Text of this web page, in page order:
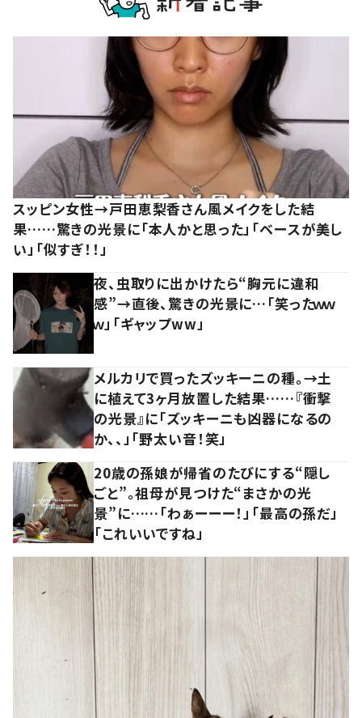
スッピン女性→戸田恵梨香さん風メイクをした結
果……驚きの光景に「本人かと思った」「ベースが美し
い」「似すぎ！！」
夜、虫取りに出かけたら“胸元に違和
感”→直後、驚きの光景に…「笑ったｗｗ
ｗ」「ギャップww」
メルカリで買ったズッキーニの種。→土
に植えて3ヶ月放置した結果……『衝撃
の光景』に「ズッキーニも凶器になるの
か、、」「野太い音！笑」
20歳の孫娘が帰省のたびにする“隠し
ごと”。祖母が見つけた“まさかの光
景”に……「わぁーーー！」「最高の孫だ」
「これいいですね」